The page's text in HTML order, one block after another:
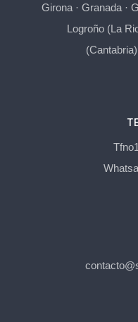
Girona· Granada·
Logroño (La
(Cantabria)